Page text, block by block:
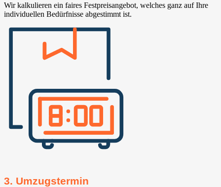
Wir kalkulieren ein faires Festpreisangebot, welches ganz auf Ihre
individuellen Bedürfnisse abgestimmt ist.
3. Umzugstermin